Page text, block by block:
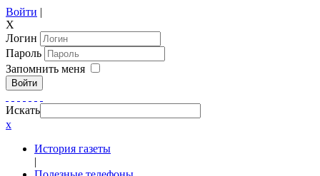
Войти |
X
Логин
Пароль
Запомнить меня
Войти
Искать
x
История газеты
|